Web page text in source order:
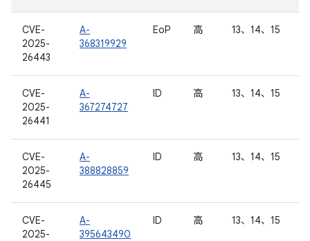
CVE-
2025-
26443
A-
368319929
EoP 高 13、14、15
CVE-
2025-
26441
A-
367274727
ID 高 13、14、15
CVE-
2025-
26445
A-
388828859
ID 高 13、14、15
CVE-
2025-
A-
395643490
ID 高 13、14、15